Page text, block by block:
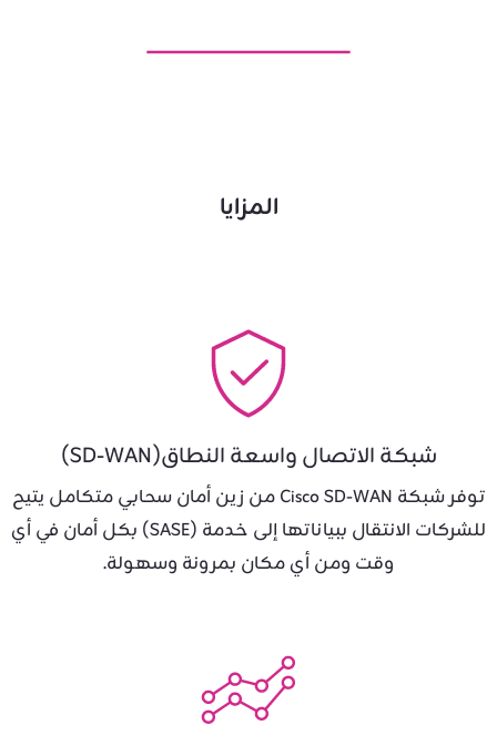
المزايا
شبكة الاتصال واسعة النطاق(SD-WAN)
توفر شبكة Cisco SD-WAN من زين أمان سحابي متكامل يتيح
للشركات الانتقال ببياناتها إلى خدمة (SASE) بكل أمان في أي
وقت ومن أي مكان بمرونة وسهولة.